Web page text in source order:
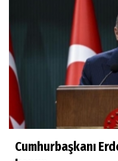
Yeni metrekare
vergisi buna göre
Cumhurbaşkanı
kanun teklifi
Cumhurbaşkanı